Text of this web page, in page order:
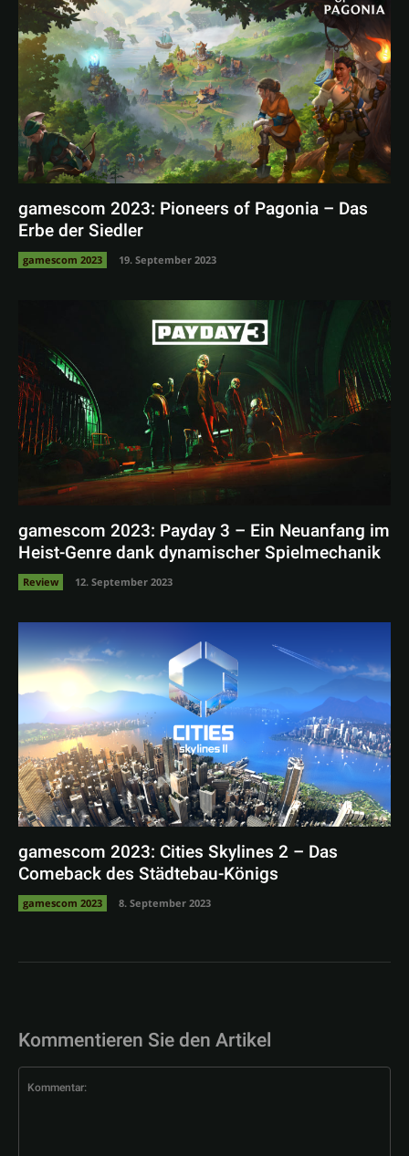
gamescom 2023: Pioneers of Pagonia – Das
Erbe der Siedler
gamescom 2023 19. September 2023
gamescom 2023: Payday 3 – Ein Neuanfang im
Heist-Genre dank dynamischer Spielmechanik
Review 12. September 2023
gamescom 2023: Cities Skylines 2 – Das
Comeback des Städtebau-Königs
gamescom 2023 8. September 2023
Kommentieren Sie den Artikel